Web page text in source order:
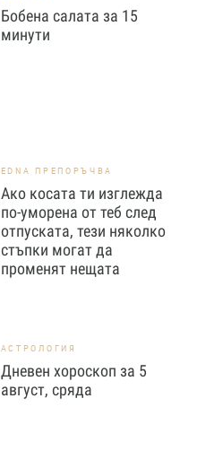
Бобена салата за 15
минути
EDNA ПРЕПОРЪЧВА
Ако косата ти изглежда
по-уморена от теб след
отпуската, тези няколко
стъпки могат да
променят нещата
АСТРОЛОГИЯ
Дневен хороскоп за 5
август, сряда